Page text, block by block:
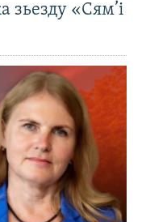
зьезду «Сям’і